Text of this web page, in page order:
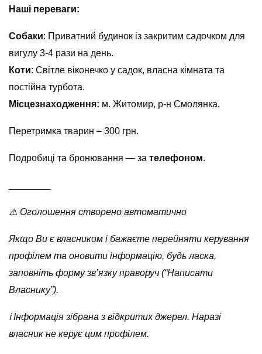
Наші переваги:
Собаки: Приватний будинок із закритим садочком для
вигулу 3-4 рази на день.
Коти: Світле віконечко у садок, власна кімната та
постійна турбота.
Місцезнаходження: м. Житомир, р-н Смолянка.
Перетримка тварин – 300 грн.
Подробиці та бронювання — за телефоном.
⚠️ Оголошення створено автоматично
Якщо Ви є власником і бажаєте перейняти керування
профілем та оновити інформацію, будь ласка,
заповніть форму зв’язку праворуч (“Написати
Власнику”).
ℹ️ Інформація зібрана з відкритих джерел. Наразі
власник не керує цим профілем.